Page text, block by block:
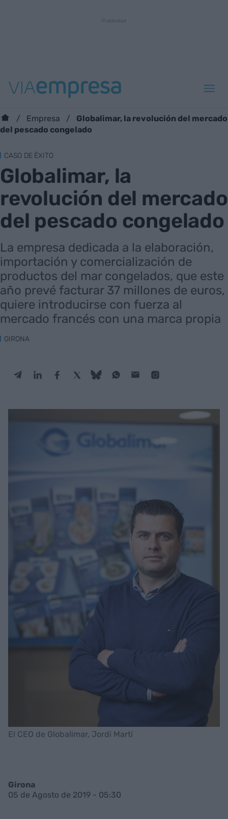
Empresa
Globalimar, la revolución del mercado
del pescado congelado
CASO DE ÉXITO
Globalimar, la
revolución del mercado
del pescado congelado
La empresa dedicada a la elaboración,
importación y comercialización de
productos del mar congelados, que este
año prevé facturar 37 millones de euros,
quiere introducirse con fuerza al
mercado francés con una marca propia
GIRONA
El CEO de Globalimar, Jordi Martí
Girona
05 de Agosto de 2019 - 05:30